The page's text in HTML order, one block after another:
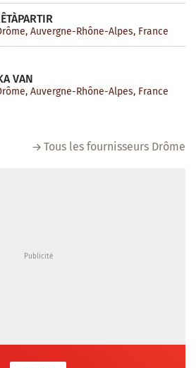
Auvergne-Rhône-Alpes, France
VAN
Auvergne-Rhône-Alpes, France
Tous les fournisseurs Drôme